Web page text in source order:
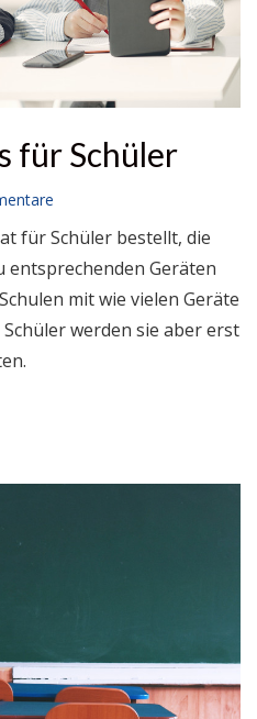
für Schüler
für Schüler bestellt, die
entsprechenden Geräten
mit wie vielen Geräte
werden sie aber erst